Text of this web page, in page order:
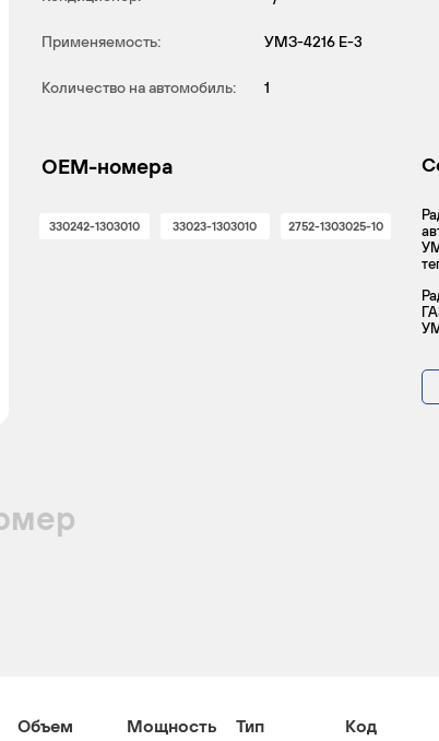
Применяемость: УМЗ-4216 Е-3
Количество на автомобиль: 1
OEM-номера
330242-1303010 33023-1303010 2752-1303025-10
Объем
Мощность
Тип
Код